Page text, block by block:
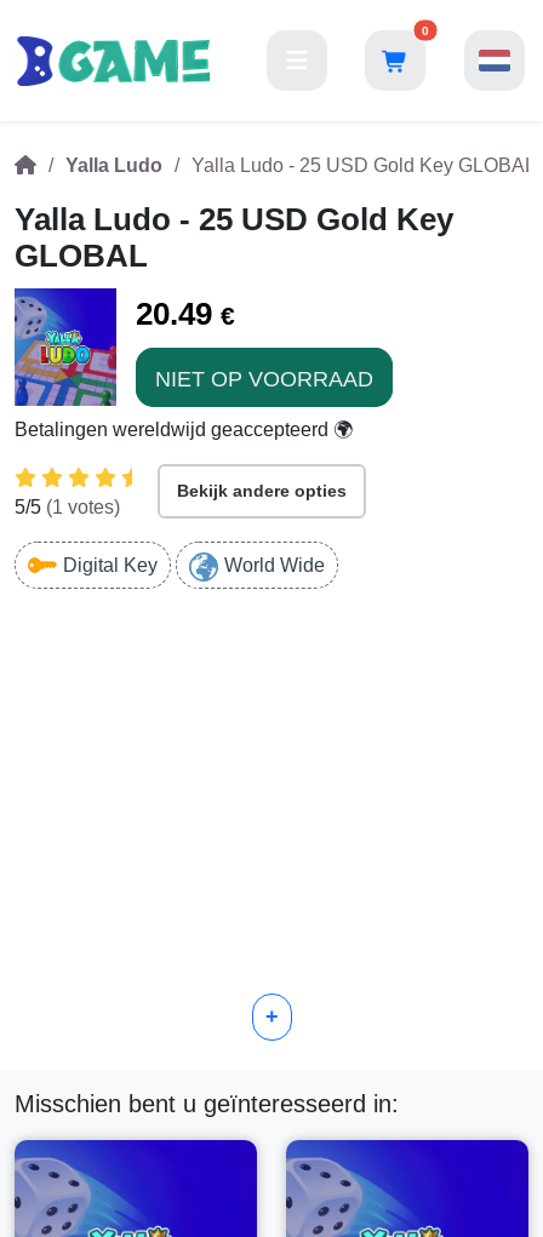
0
Yalla Ludo Yalla Ludo - 25 USD Gold Key GLOBAL
Yalla Ludo - 25 USD Gold Key
GLOBAL
20.49 €
NIET OP VOORRAAD
Betalingen wereldwijd geaccepteerd 🌍
5/5 (1 votes)
Bekijk andere opties
Digital Key World Wide
+
Misschien bent u geïnteresseerd in: